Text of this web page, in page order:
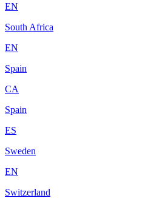
EN
South Africa
EN
Spain
CA
Spain
ES
Sweden
EN
Switzerland